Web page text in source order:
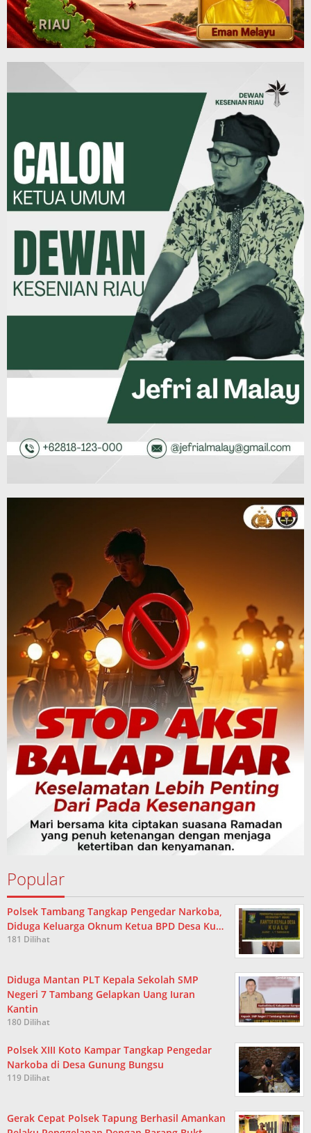
Popular
Polsek Tambang Tangkap Pengedar Narkoba,
Diduga Keluarga Oknum Ketua BPD Desa Ku…
181 Dilihat
Diduga Mantan PLT Kepala Sekolah SMP
Negeri 7 Tambang Gelapkan Uang Iuran
Kantin
180 Dilihat
Polsek XIII Koto Kampar Tangkap Pengedar
Narkoba di Desa Gunung Bungsu
119 Dilihat
Gerak Cepat Polsek Tapung Berhasil Amankan